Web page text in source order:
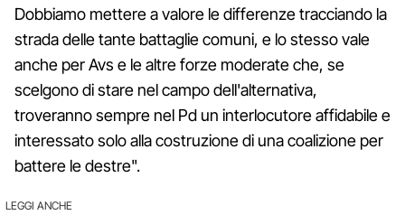
Dobbiamo mettere a valore le differenze tracciando la
strada delle tante battaglie comuni, e lo stesso vale
anche per Avs e le altre forze moderate che, se
scelgono di stare nel campo dell'alternativa,
troveranno sempre nel Pd un interlocutore affidabile e
interessato solo alla costruzione di una coalizione per
battere le destre".
LEGGI ANCHE